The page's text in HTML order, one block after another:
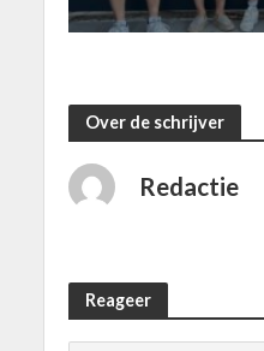
Over de schrijver
Redactie
Reageer